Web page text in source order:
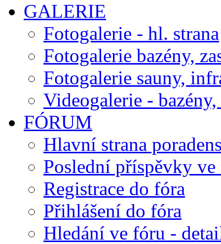
GALERIE
Fotogalerie - hl. strana
Fotogalerie bazény,
Fotogalerie sauny,
Videogalerie - bazény,
FÓRUM
Hlavní strana
Poslední příspěvky
Registrace do fóra
Přihlášení do fóra
Hledání ve fóru -